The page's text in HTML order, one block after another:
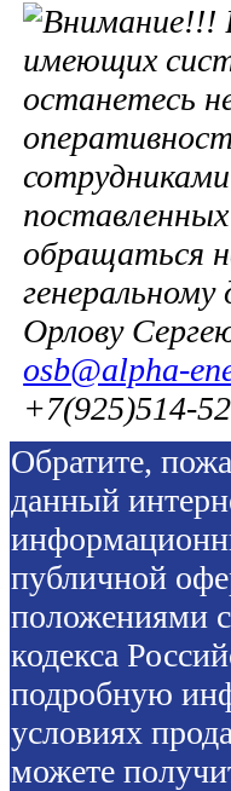
имеющих
останетесь
обращаться
Орлову
osb@alpha-
+7(925)514-
Обратите,
данный
публичной
положениями
кодекса
подробную
условиях
можете